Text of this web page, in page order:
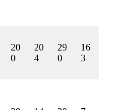
20
0
20
4
29
0
16
3